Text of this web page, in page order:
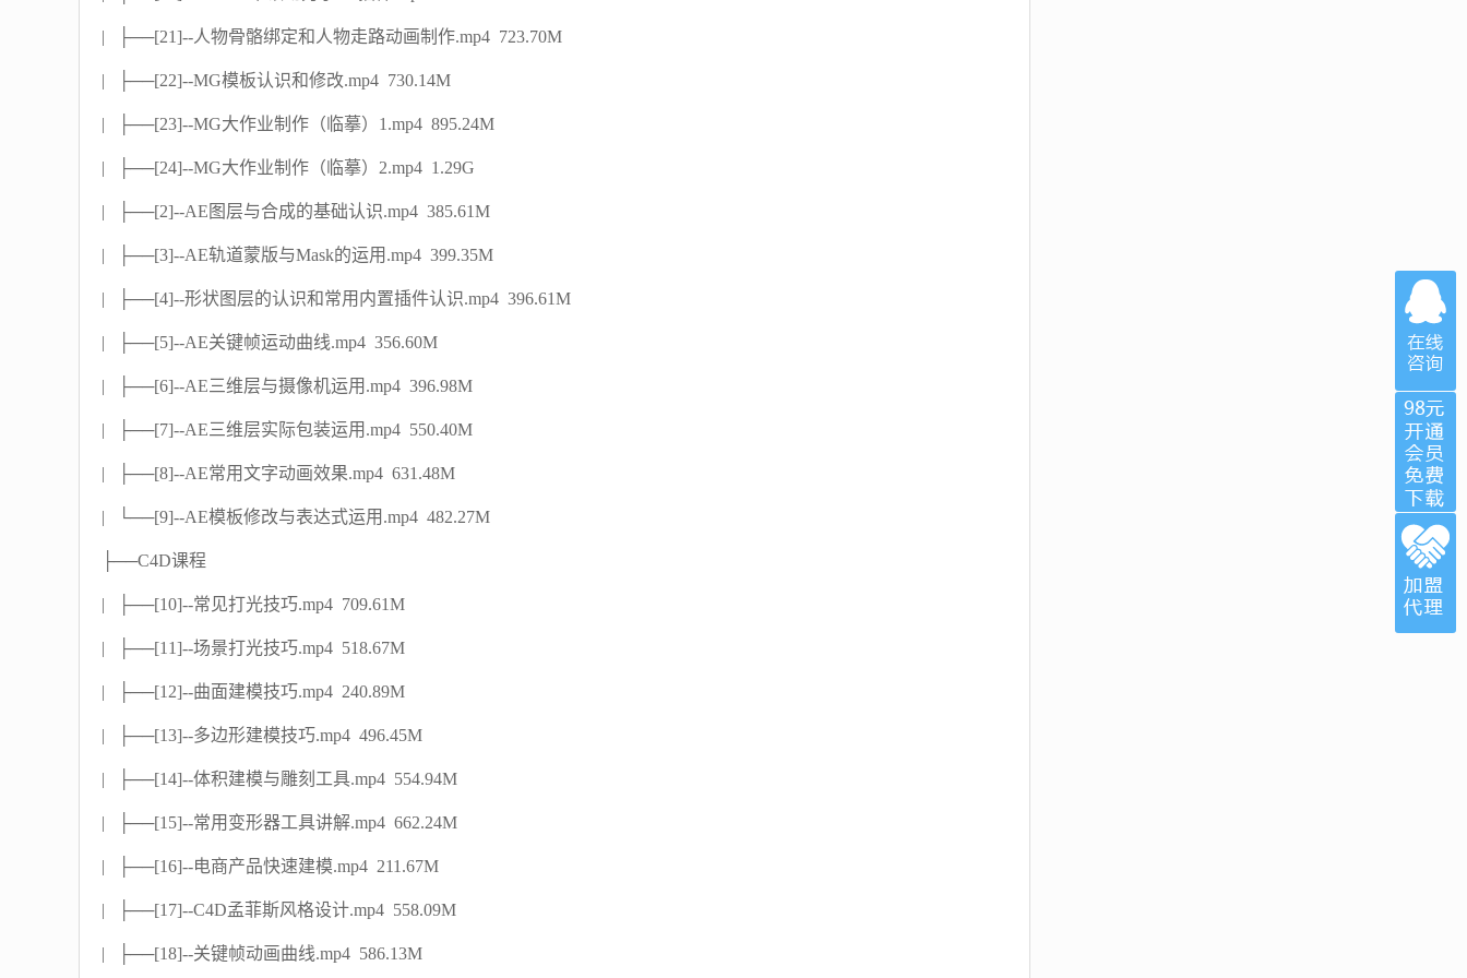
| ├──[21]--人物骨骼绑定和人物走路动画制作.mp4 723.70M
| ├──[22]--MG模板认识和修改.mp4 730.14M
| ├──[23]--MG大作业制作（临摹）1.mp4 895.24M
| ├──[24]--MG大作业制作（临摹）2.mp4 1.29G
| ├──[2]--AE图层与合成的基础认识.mp4 385.61M
| ├──[3]--AE轨道蒙版与Mask的运用.mp4 399.35M
| ├──[4]--形状图层的认识和常用内置插件认识.mp4 396.61M
| ├──[5]--AE关键帧运动曲线.mp4 356.60M
| ├──[6]--AE三维层与摄像机运用.mp4 396.98M
| ├──[7]--AE三维层实际包装运用.mp4 550.40M
| ├──[8]--AE常用文字动画效果.mp4 631.48M
| └──[9]--AE模板修改与表达式运用.mp4 482.27M
├──C4D课程
| ├──[10]--常见打光技巧.mp4 709.61M
| ├──[11]--场景打光技巧.mp4 518.67M
| ├──[12]--曲面建模技巧.mp4 240.89M
| ├──[13]--多边形建模技巧.mp4 496.45M
| ├──[14]--体积建模与雕刻工具.mp4 554.94M
| ├──[15]--常用变形器工具讲解.mp4 662.24M
| ├──[16]--电商产品快速建模.mp4 211.67M
| ├──[17]--C4D孟菲斯风格设计.mp4 558.09M
| ├──[18]--关键帧动画曲线.mp4 586.13M